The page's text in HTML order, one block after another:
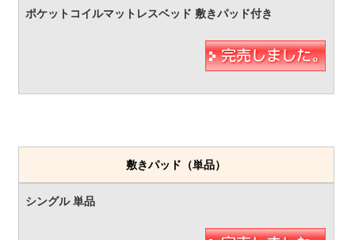
敷きパッド（単品）